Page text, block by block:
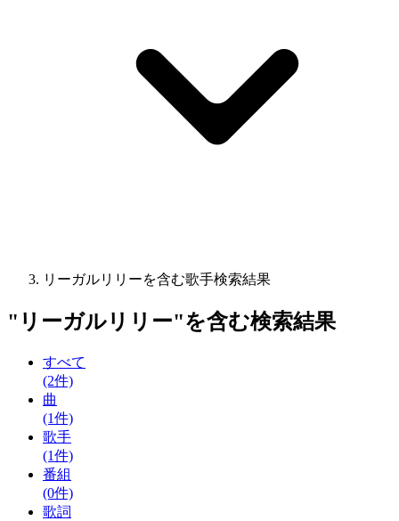
リーガルリリーを含む歌手検索結果
" リーガルリリー"を含む検索結果
すべて
(2件)
曲
(1件)
歌手
(1件)
番組
(0件)
歌詞